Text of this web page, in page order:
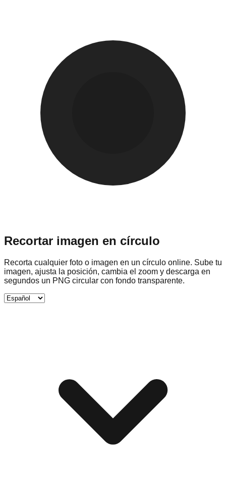
Recortar imagen en círculo
Recorta cualquier foto o imagen en un círculo online. Sube tu
imagen, ajusta la posición, cambia el zoom y descarga en
segundos un PNG circular con fondo transparente.